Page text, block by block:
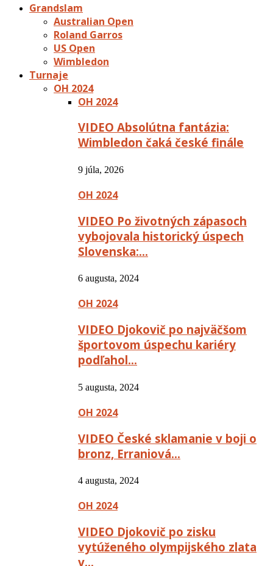
Grandslam
Australian Open
Roland Garros
US Open
Wimbledon
Turnaje
OH 2024
OH 2024
VIDEO Absolútna fantázia:
Wimbledon čaká české finále
9 júla, 2026
OH 2024
VIDEO Po životných zápasoch
vybojovala historický úspech
Slovenska:…
6 augusta, 2024
OH 2024
VIDEO Djokovič po najväčšom
športovom úspechu kariéry
podľahol…
5 augusta, 2024
OH 2024
VIDEO České sklamanie v boji o
bronz, Erraniová…
4 augusta, 2024
OH 2024
VIDEO Djokovič po zisku
vytúženého olympijského zlata
v…